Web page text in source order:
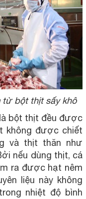
từ bột thịt sấy khô
bột thịt đều được
không được chiết
và thịt thăn như
nếu dùng thịt, cá
ra được hạt nêm
liệu này không
nhiệt độ bình